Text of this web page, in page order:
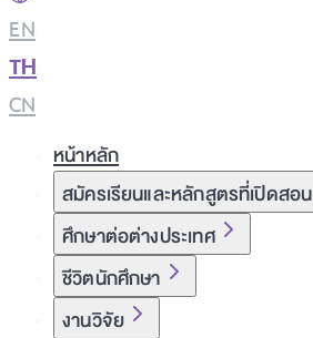
EN
TH
CN
หน้าหลัก
สมัครเรียนและหลักสูตรที่เปิดสอน
ศึกษาต่อต่างประเทศ
ชีวิตนักศึกษา
งานวิจัย